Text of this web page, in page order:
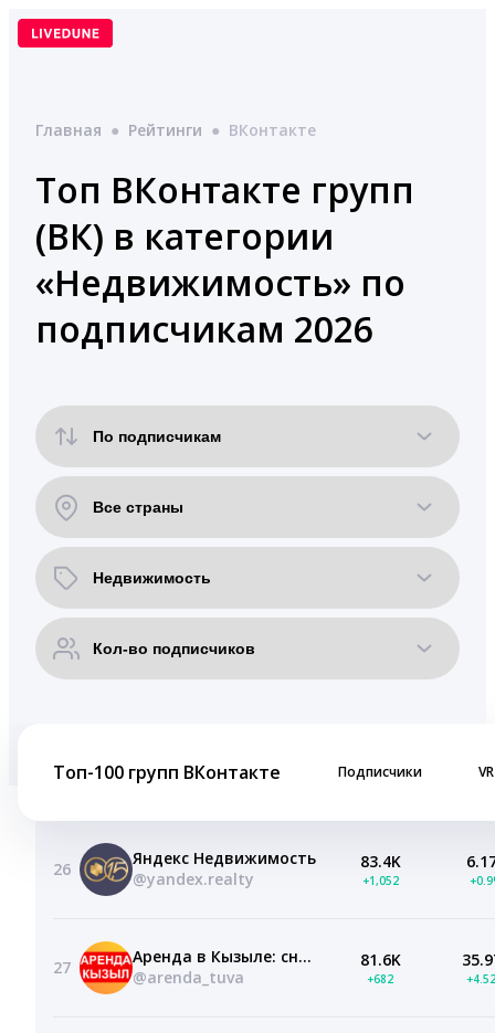
Перейти
Главная ● Рейтинги ● ВКонтакте
Топ ВКонтакте групп
(ВК) в категории
«Недвижимость» по
подписчикам 2026
Топ-100 групп ВКонтакте Подписчики VR
26
Яндекс Недвижимость
@yandex.realty
83.4K
+1,052
27
Аренда в Кызыле: снять или сдать квартиры, дома.
@arenda_tuva
81.6K
+682